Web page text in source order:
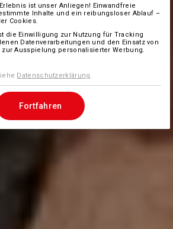
ist unser Anliegen! Einwandfreie
Inhalte und ein reibungsloser Ablauf –
Cookies.
die Einwilligung zur Nutzung für Tracking
Datenverarbeitungen und den Einsatz von
Ausspielung personalisierter Werbung.
Datenschutzerklärung.
Fortfahren